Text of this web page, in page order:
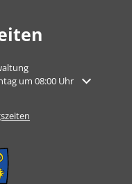
Schließzeiten auszublenden
um 08:00 Uhr